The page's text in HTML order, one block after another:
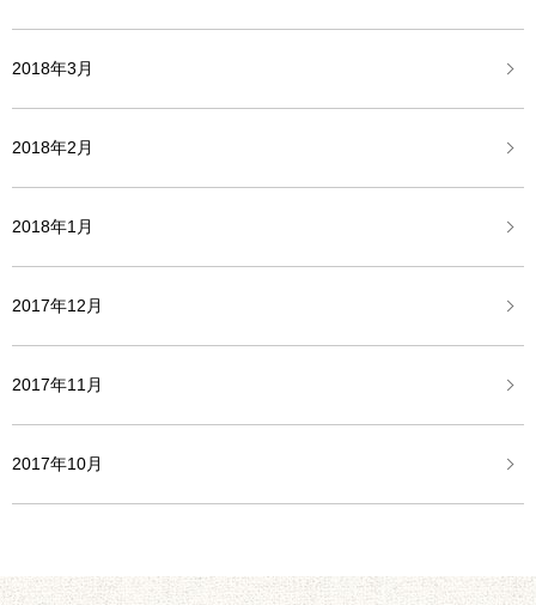
2018年3月
2018年2月
2018年1月
2017年12月
2017年11月
2017年10月